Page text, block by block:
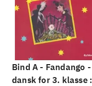
Bind A - Fandango -
dansk for 3. klasse :